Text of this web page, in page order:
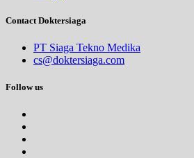
Contact Doktersiaga
PT Siaga Tekno Medika
cs@doktersiaga.com
Follow us